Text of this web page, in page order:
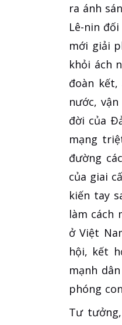
ra ánh
Lê-nin
mới giải
khỏi ách
đoàn
nước,
đời của
mạng
đường
của giai
kiến tay
làm cách
ở Việt
hội, kết
mạnh
phóng
Tư